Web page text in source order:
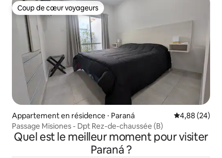
Coup de cœur voyageurs
Coup de cœur voyageurs
Appartement en résidence ⋅ Paraná Évaluation
4,88 (24)
Passage Misiones - Dpt Rez-de-chaussée (B)
Quel est le meilleur moment pour visiter
Paraná ?